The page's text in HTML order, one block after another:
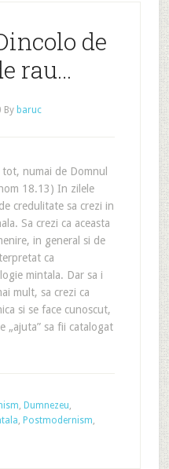
de
rau…
By baruc
numai de Domnul
18.13) In zilele
credulitate sa crezi in
Sa crezi ca aceasta
in general si de
ca
mintala. Dar sa i
mult, sa crezi ca
si se face cunoscut,
„ajuta” sa fii catalogat
, Dumnezeu,
, Postmodernism,